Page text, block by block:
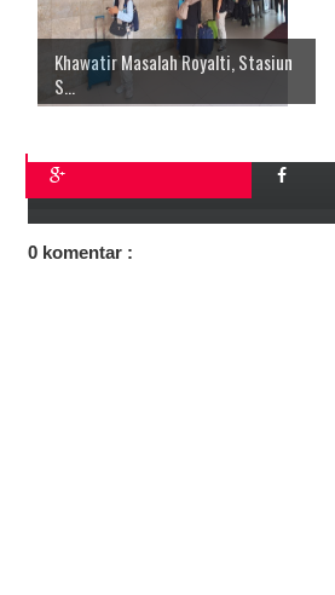
Khawatir Masalah Royalti, Stasiun
S...
0 komentar :